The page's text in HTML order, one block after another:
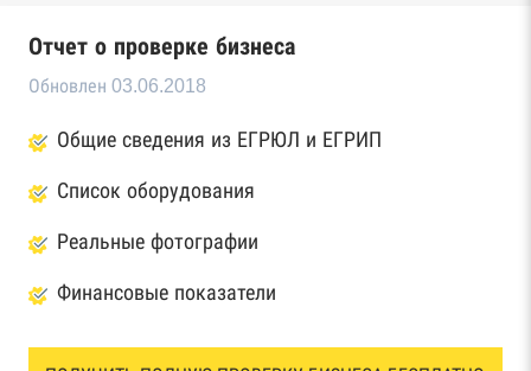
Отчет о проверке бизнеса
Обновлен 03.06.2018
Общие сведения из ЕГРЮЛ и ЕГРИП
Список оборудования
Реальные фотографии
Финансовые показатели